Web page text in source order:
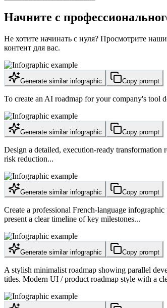
Начните с
Не хотите начинать с нуля? Просмотрите
контент для вас.
Generate similar infographic Copy prompt
To create an AI roadmap for your company's tool
Generate similar infographic Copy prompt
Design a detailed, execution-ready transformation
risk reduction...
Generate similar infographic Copy prompt
Create a professional French-language
present a clear timeline of key milestones...
Generate similar infographic Copy prompt
A stylish minimalist roadmap showing parallel
titles. Modern UI / product roadmap style with a